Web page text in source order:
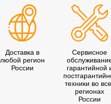
Доставка в
любой регион
России
Сервисное
гарантийной
техники во
регионах
России